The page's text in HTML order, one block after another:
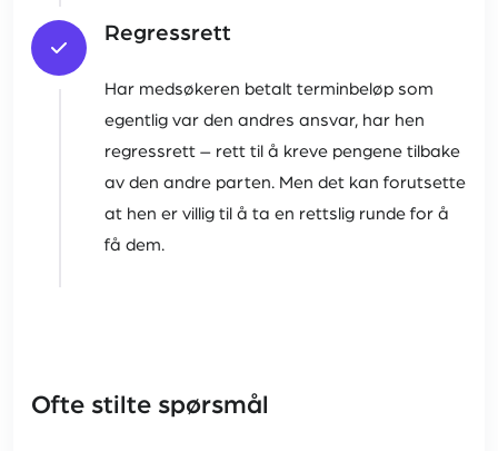
Regressrett
Har medsøkeren betalt terminbeløp som
egentlig var den andres ansvar, har hen
regressrett – rett til å kreve pengene tilbake
av den andre parten. Men det kan forutsette
at hen er villig til å ta en rettslig runde for å
få dem.
Ofte stilte spørsmål